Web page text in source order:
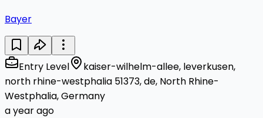
Bayer
Entry Level
kaiser-wilhelm-allee, leverkusen,
north rhine-westphalia 51373, de, North Rhine-
Westphalia, Germany
a year ago